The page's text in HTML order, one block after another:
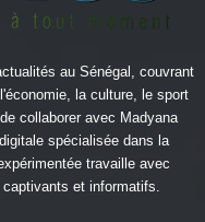
au Sénégal, couvrant
la culture, le sport
collaborer avec Madyana
spécialisée dans la
travaille avec
et informatifs.